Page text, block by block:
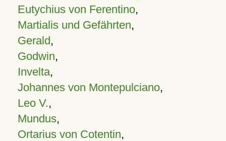
Eutychius von Ferentino,
Martialis und Gefährten,
Gerald,
Godwin,
Invelta,
Johannes von Montepulciano,
Leo V.,
Mundus,
Ortarius von Cotentin,